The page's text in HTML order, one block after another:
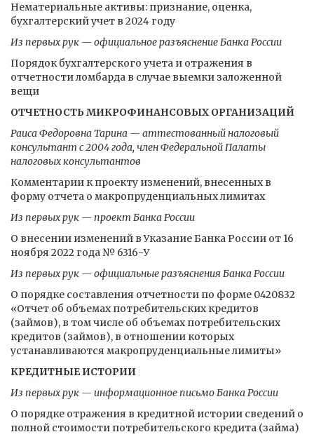
Нематериальные активы: признание, оценка,
бухгалтерский учет в 2024 году
Из первых рук — официальное разъяснение Банка России
Порядок бухгалтерского учета и отражения в
отчетности ломбарда в случае выемки заложенной
вещи
ОТЧЕТНОСТЬ МИКРОФИНАНСОВЫХ ОРГАНИЗАЦИЙ
Раиса Федоровна Тарина — аттестованный налоговый
консультант с 2004 года, член Федеральной Палаты
налоговых консультантов
Комментарии к проекту изменений, внесенных в
форму отчета о макропруденциальных лимитах
Из первых рук — проект Банка России
О внесении изменений в Указание Банка России от 16
ноября 2022 года № 6316-У
Из первых рук — официальные разъяснения Банка России
О порядке составления отчетности по форме 0420832
«Отчет об объемах потребительских кредитов
(займов), в том числе об объемах потребительских
кредитов (займов), в отношении которых
устанавливаются макропруденциальные лимиты»
КРЕДИТНЫЕ ИСТОРИИ
Из первых рук — информационное письмо Банка России
О порядке отражения в кредитной истории сведений о
полной стоимости потребительского кредита (займа)